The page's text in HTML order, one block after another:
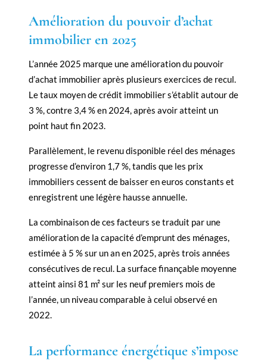
Amélioration du pouvoir d’achat
immobilier en 2025
L’année 2025 marque une amélioration du pouvoir
d’achat immobilier après plusieurs exercices de recul.
Le taux moyen de crédit immobilier s’établit autour de
3 %, contre 3,4 % en 2024, après avoir atteint un
point haut fin 2023.
Parallèlement, le revenu disponible réel des ménages
progresse d’environ 1,7 %, tandis que les prix
immobiliers cessent de baisser en euros constants et
enregistrent une légère hausse annuelle.
La combinaison de ces facteurs se traduit par une
amélioration de la capacité d’emprunt des ménages,
estimée à 5 % sur un an en 2025, après trois années
consécutives de recul. La surface finançable moyenne
atteint ainsi 81 m² sur les neuf premiers mois de
l’année, un niveau comparable à celui observé en
2022.
La performance énergétique s’impose